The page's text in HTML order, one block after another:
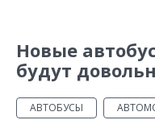
Новые
будут
АВТОБУСЫ